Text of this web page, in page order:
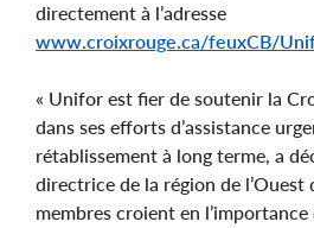
directement à l’adresse
www.croixrouge.ca/feuxCB/
« Unifor est fier de soutenir la
dans ses efforts d’assistance
rétablissement à long terme, a
directrice de la région de l’Ouest
membres croient en